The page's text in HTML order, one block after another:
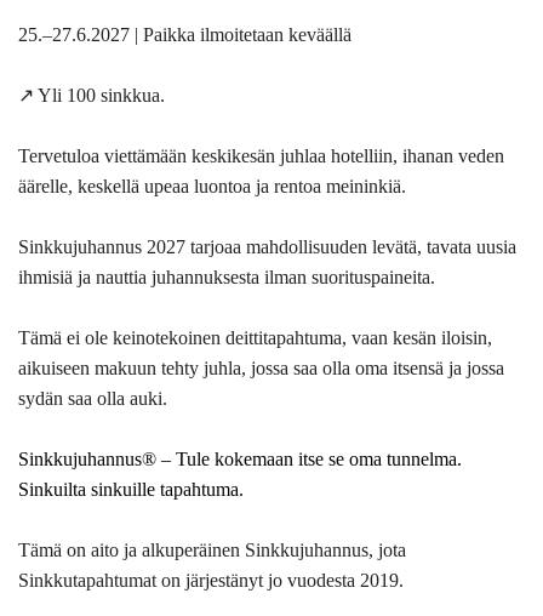
25.–27.6.2027 | Paikka ilmoitetaan keväällä
↗️ Yli 100 sinkkua.
Tervetuloa viettämään keskikesän juhlaa hotelliin, ihanan veden
äärelle, keskellä upeaa luontoa ja rentoa meininkiä.
Sinkkujuhannus 2027 tarjoaa mahdollisuuden levätä, tavata uusia
ihmisiä ja nauttia juhannuksesta ilman suorituspaineita.
Tämä ei ole keinotekoinen deittitapahtuma, vaan kesän iloisin,
aikuiseen makuun tehty juhla, jossa saa olla oma itsensä ja jossa
sydän saa olla auki.
Sinkkujuhannus® – Tule kokemaan itse se oma tunnelma.
Sinkuilta sinkuille tapahtuma.
Tämä on aito ja alkuperäinen Sinkkujuhannus, jota
Sinkkutapahtumat on järjestänyt jo vuodesta 2019.